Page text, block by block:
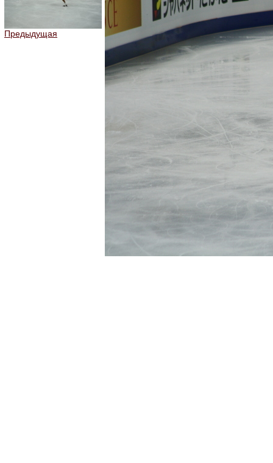
Предыдущая